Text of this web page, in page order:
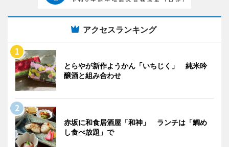
アクセスランキング
とらやが新作ようかん「いちじく」 純米吟
醸酒と組み合わせ
赤坂に和食居酒屋「和神」 ランチは「鯛め
し食べ放題」で